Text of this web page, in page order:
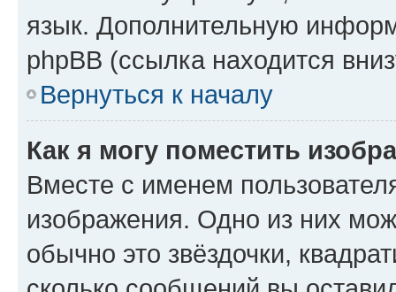
язык. Дополнительную
phpBB (ссылка находится
Вернуться к началу
Как я могу поместить
Вместе с именем
изображения. Одно из них
обычно это звёздочки,